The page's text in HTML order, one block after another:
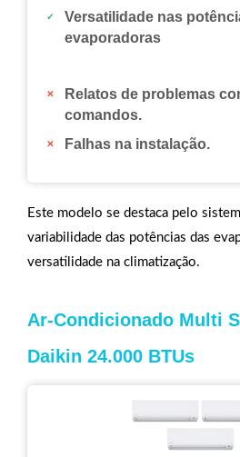
Versatilidade nas
evaporadoras
Relatos de problemas
comandos.
Falhas na instalação.
Este modelo se destaca pelo
variabilidade das potências das
versatilidade na climatização.
Ar-Condicionado Multi
Daikin 24.000 BTUs